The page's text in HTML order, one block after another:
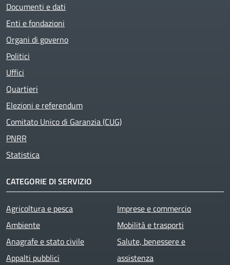
Documenti e dati
Enti e fondazioni
Organi di governo
Politici
Uffici
Quartieri
Elezioni e referendum
Comitato Unico di Garanzia (CUG)
PNRR
Statistica
CATEGORIE DI SERVIZIO
Agricoltura e pesca
Ambiente
Anagrafe e stato civile
Appalti pubblici
Imprese e commercio
Mobilità e trasporti
Salute, benessere e
assistenza